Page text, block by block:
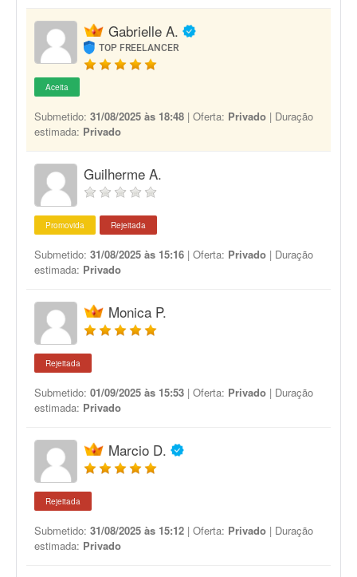
Gabrielle A.
TOP FREELANCER
Aceita
Submetido: 31/08/2025 às 18:48 | Oferta: Privado | Duração
estimada: Privado
Guilherme A.
Promovida Rejeitada
Submetido: 31/08/2025 às 15:16 | Oferta: Privado | Duração
estimada: Privado
Monica P.
Rejeitada
Submetido: 01/09/2025 às 15:53 | Oferta: Privado | Duração
estimada: Privado
Marcio D.
Rejeitada
Submetido: 31/08/2025 às 15:12 | Oferta: Privado | Duração
estimada: Privado